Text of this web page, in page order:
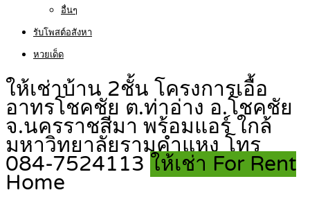
อื่นๆ
รับโพสต์อสังหา
หวยเด็ด
ให้เช่าบ้าน 2ชั้น โครงการเอื้อ
อาทรโชคชัย ต.ท่าอ่าง อ.โชคชัย
จ.นครราชสีมา พร้อมแอร์ ใกล้
มหาวิทยาลัยรามคำแหง โทร
084-7524113 ให้เช่า For Rent
Home